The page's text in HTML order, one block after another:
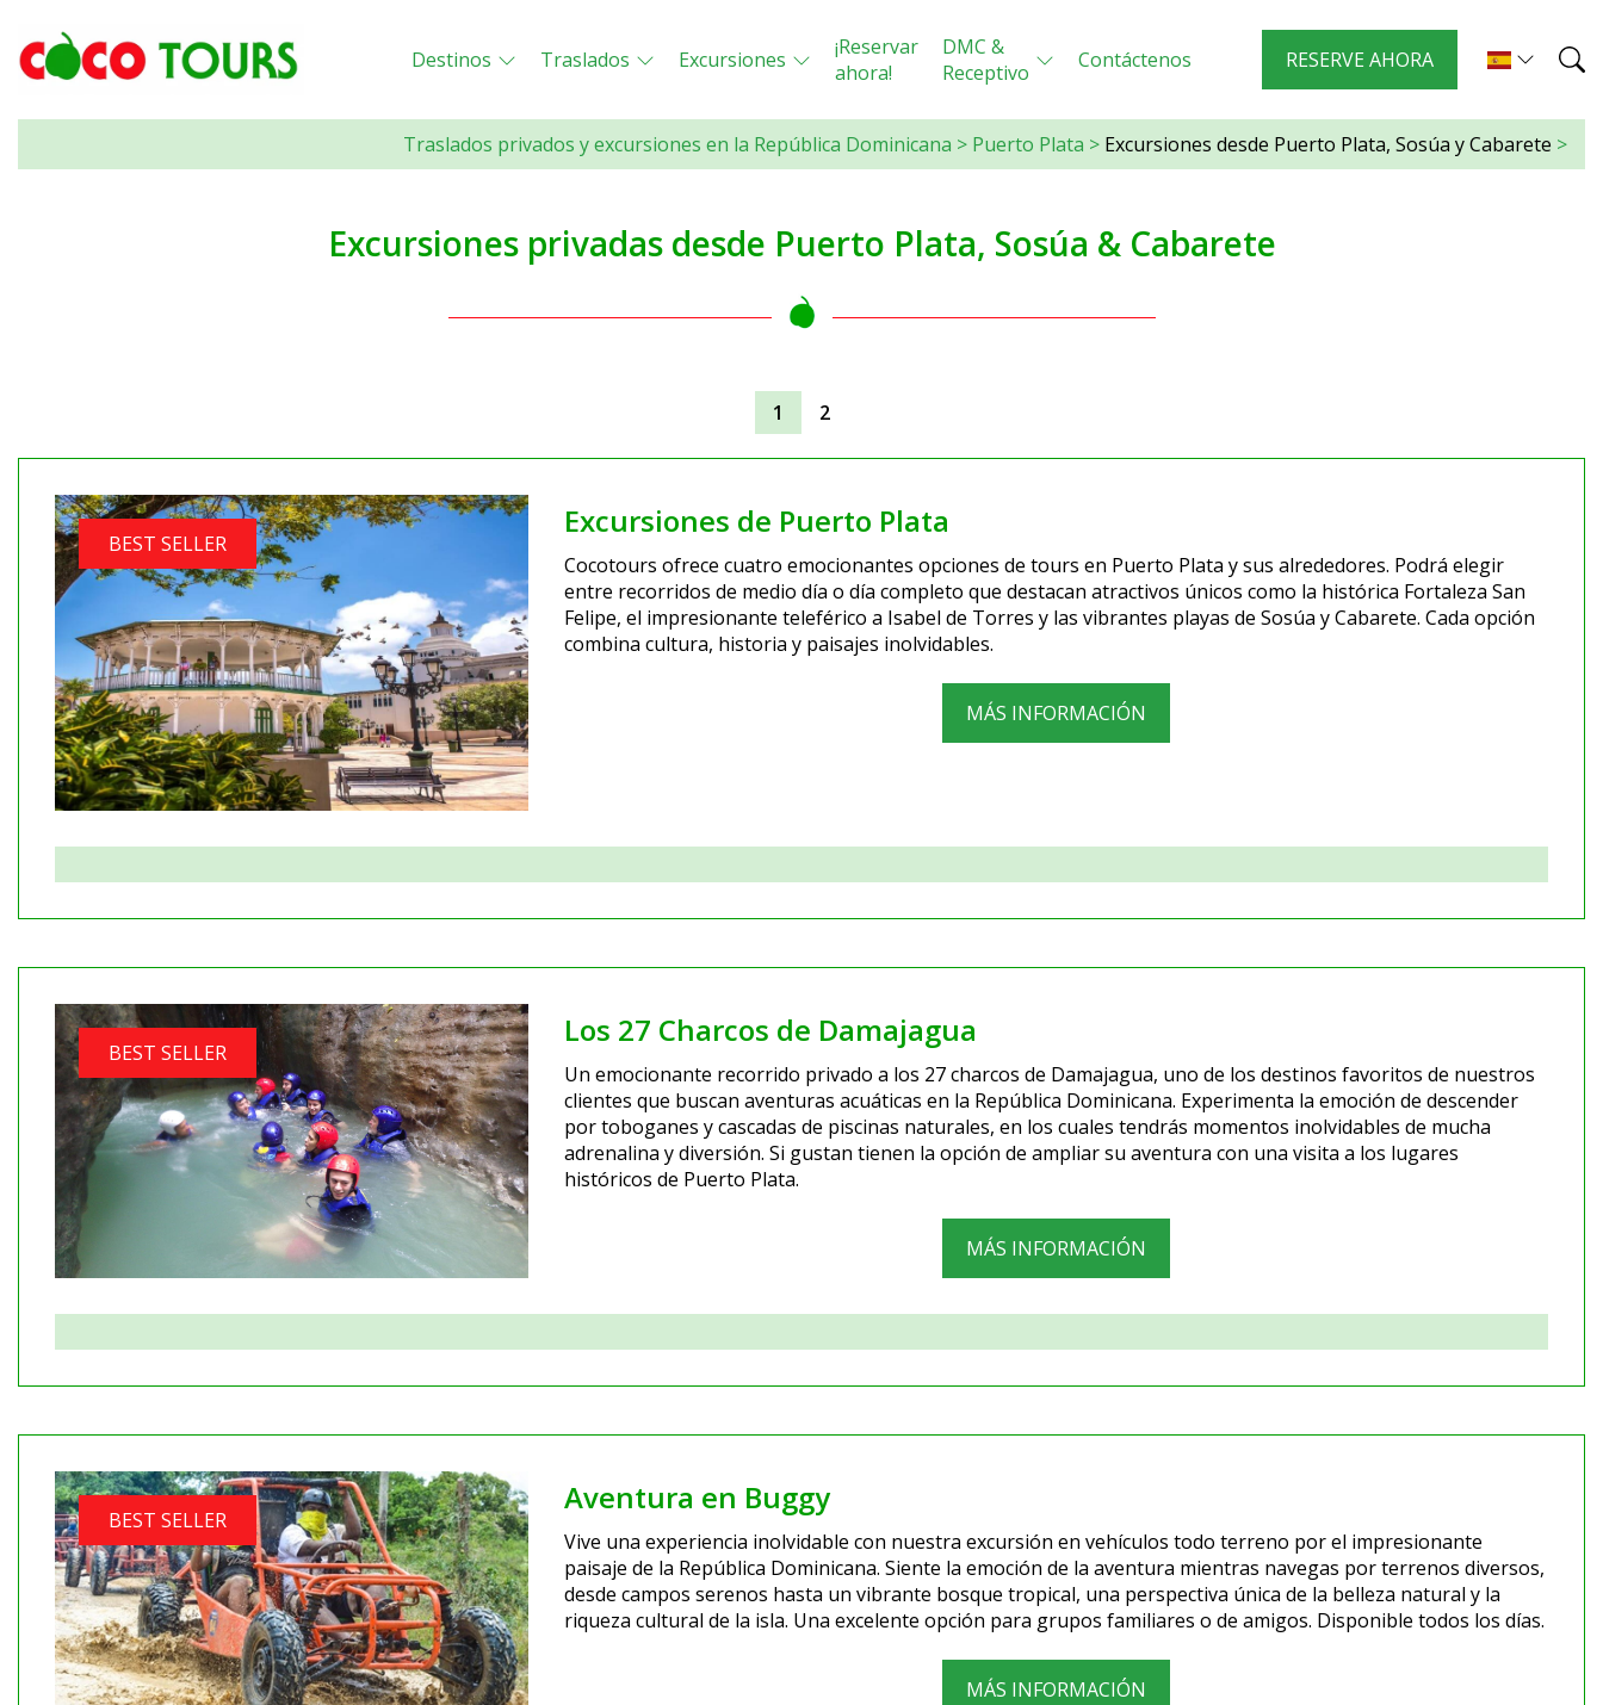
Destinos Traslados Excursiones
¡Reservar
ahora!
DMC &
Receptivo
Contáctenos RESERVE AHORA
Traslados privados y excursiones en la República Dominicana > Puerto Plata > Excursiones desde Puerto Plata, Sosúa y Cabarete >
Excursiones privadas desde Puerto Plata, Sosúa & Cabarete
1 2
BEST SELLER
Excursiones de Puerto Plata
Cocotours ofrece cuatro emocionantes opciones de tours en Puerto Plata y sus alrededores. Podrá elegir
entre recorridos de medio día o día completo que destacan atractivos únicos como la histórica Fortaleza San
Felipe, el impresionante teleférico a Isabel de Torres y las vibrantes playas de Sosúa y Cabarete. Cada opción
combina cultura, historia y paisajes inolvidables.
MÁS INFORMACIÓN
BEST SELLER
Los 27 Charcos de Damajagua
Un emocionante recorrido privado a los 27 charcos de Damajagua, uno de los destinos favoritos de nuestros
clientes que buscan aventuras acuáticas en la República Dominicana. Experimenta la emoción de descender
por toboganes y cascadas de piscinas naturales, en los cuales tendrás momentos inolvidables de mucha
adrenalina y diversión. Si gustan tienen la opción de ampliar su aventura con una visita a los lugares
históricos de Puerto Plata.
MÁS INFORMACIÓN
BEST SELLER
Aventura en Buggy
Vive una experiencia inolvidable con nuestra excursión en vehículos todo terreno por el impresionante
paisaje de la República Dominicana. Siente la emoción de la aventura mientras navegas por terrenos diversos,
desde campos serenos hasta un vibrante bosque tropical, una perspectiva única de la belleza natural y la
riqueza cultural de la isla. Una excelente opción para grupos familiares o de amigos. Disponible todos los días.
MÁS INFORMACIÓN